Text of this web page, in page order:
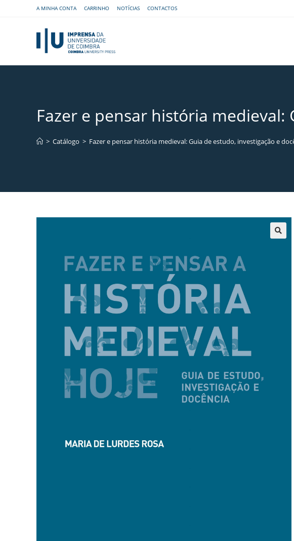
A MINHA CONTA CARRINHO NOTÍCIAS CONTACTOS
Fazer e pensar história
> Catálogo > Fazer e pensar história medieval: Guia de estudo, investigação e